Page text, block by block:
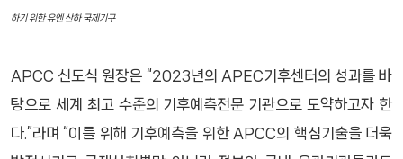
하기 위한 유엔 산하 국제기구
APCC 신도식 원장은 “2023년의 APEC기후센터의 성과를 바
탕으로 세계 최고 수준의 기후예측전문 기관으로 도약하고자 한
다.”라며 “이를 위해 기후예측을 위한 APCC의 핵심기술을 더욱